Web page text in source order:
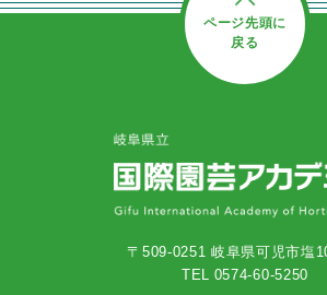
ページ先頭に
戻る
〒509-0251 岐阜県可児市塩
TEL 0574-60-5250